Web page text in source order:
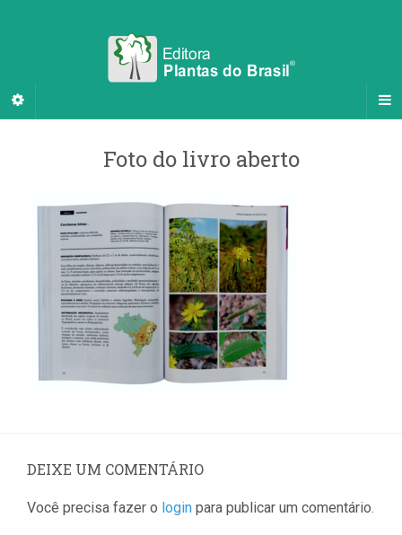
Foto do livro aberto
DEIXE UM COMENTÁRIO
Você precisa fazer o login para publicar um comentário.